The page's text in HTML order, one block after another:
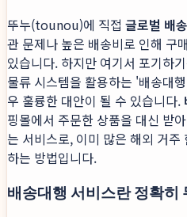
뚜누(tounou)에 직접 글로벌 배송
관 문제나 높은 배송비로 인해 구
있습니다. 하지만 여기서 포기하
물류 시스템을 활용하는 '배송대
우 훌륭한 대안이 될 수 있습니다.
핑몰에서 주문한 상품을 대신 받
는 서비스로, 이미 많은 해외 거
하는 방법입니다.
배송대행 서비스란 정확히